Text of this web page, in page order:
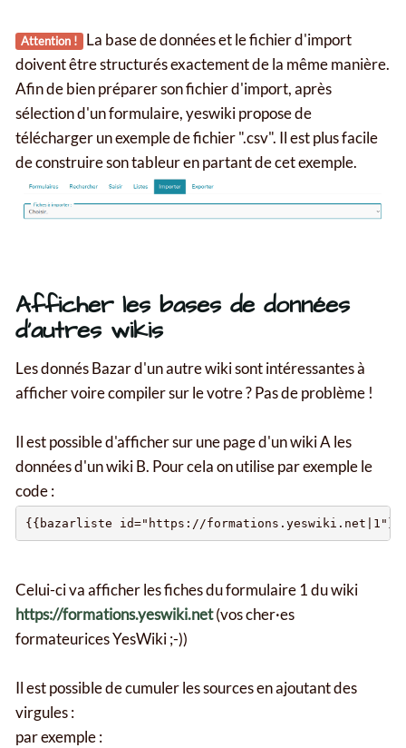
Attention ! La base de données et le fichier d'import
doivent être structurés exactement de la même manière.
Afin de bien préparer son fichier d'import, après
sélection d'un formulaire, yeswiki propose de
télécharger un exemple de fichier ".csv". Il est plus facile
de construire son tableur en partant de cet exemple.
Afficher les bases de données
d'autres wikis
Les donnés Bazar d'un autre wiki sont intéressantes à
afficher voire compiler sur le votre ? Pas de problème !
Il est possible d'afficher sur une page d'un wiki A les
données d'un wiki B. Pour cela on utilise par exemple le
code :
Celui-ci va afficher les fiches du formulaire 1 du wiki
https://formations.yeswiki.net(vos cher·es
formateurices YesWiki ;-))
Il est possible de cumuler les sources en ajoutant des
virgules :
par exemple :